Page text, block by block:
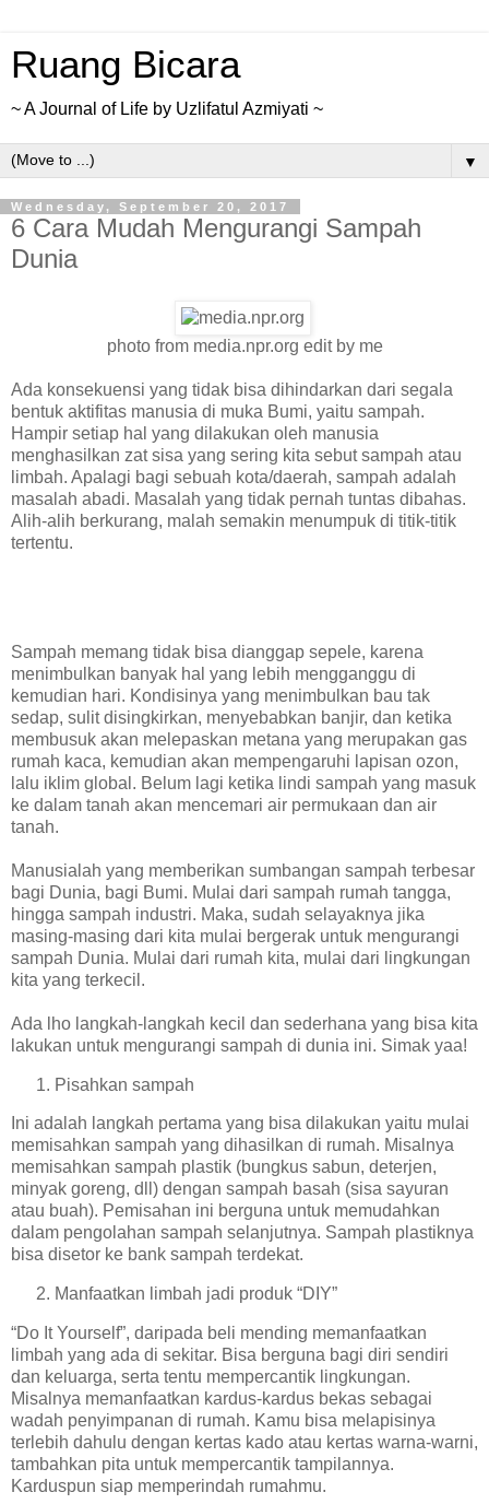
Ruang Bicara
~ A Journal of Life by Uzlifatul Azmiyati ~
▼
Wednesday, September 20, 2017
6 Cara Mudah Mengurangi Sampah
Dunia
photo from media.npr.org edit by me
Ada konsekuensi yang tidak bisa dihindarkan dari segala
bentuk aktifitas manusia di muka Bumi, yaitu sampah.
Hampir setiap hal yang dilakukan oleh manusia
menghasilkan zat sisa yang sering kita sebut sampah atau
limbah. Apalagi bagi sebuah kota/daerah, sampah adalah
masalah abadi. Masalah yang tidak pernah tuntas dibahas.
Alih-alih berkurang, malah semakin menumpuk di titik-titik
tertentu.
Sampah memang tidak bisa dianggap sepele, karena
menimbulkan banyak hal yang lebih mengganggu di
kemudian hari. Kondisinya yang menimbulkan bau tak
sedap, sulit disingkirkan, menyebabkan banjir, dan ketika
membusuk akan melepaskan metana yang merupakan gas
rumah kaca, kemudian akan mempengaruhi lapisan ozon,
lalu iklim global. Belum lagi ketika lindi sampah yang masuk
ke dalam tanah akan mencemari air permukaan dan air
tanah.
Manusialah yang memberikan sumbangan sampah terbesar
bagi Dunia, bagi Bumi. Mulai dari sampah rumah tangga,
hingga sampah industri. Maka, sudah selayaknya jika
masing-masing dari kita mulai bergerak untuk mengurangi
sampah Dunia. Mulai dari rumah kita, mulai dari lingkungan
kita yang terkecil.
Ada lho langkah-langkah kecil dan sederhana yang bisa kita
lakukan untuk mengurangi sampah di dunia ini. Simak yaa!
Pisahkan sampah
Ini adalah langkah pertama yang bisa dilakukan yaitu mulai
memisahkan sampah yang dihasilkan di rumah. Misalnya
memisahkan sampah plastik (bungkus sabun, deterjen,
minyak goreng, dll) dengan sampah basah (sisa sayuran
atau buah). Pemisahan ini berguna untuk memudahkan
dalam pengolahan sampah selanjutnya. Sampah plastiknya
bisa disetor ke bank sampah terdekat.
Manfaatkan limbah jadi produk “DIY”
“Do It Yourself”, daripada beli mending memanfaatkan
limbah yang ada di sekitar. Bisa berguna bagi diri sendiri
dan keluarga, serta tentu mempercantik lingkungan.
Misalnya memanfaatkan kardus-kardus bekas sebagai
wadah penyimpanan di rumah. Kamu bisa melapisinya
terlebih dahulu dengan kertas kado atau kertas warna-warni,
tambahkan pita untuk mempercantik tampilannya.
Karduspun siap memperindah rumahmu.